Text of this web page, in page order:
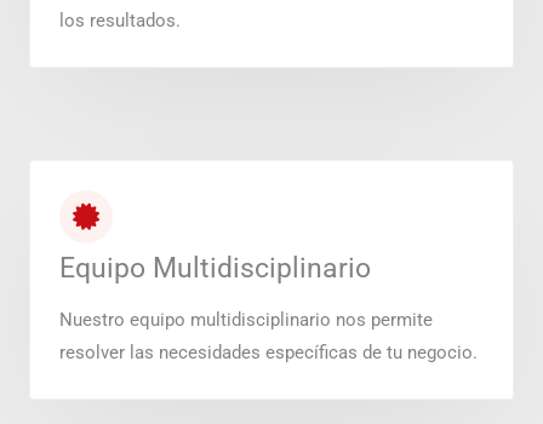
los resultados.
Equipo Multidisciplinario
Nuestro equipo multidisciplinario nos permite
resolver las necesidades específicas de tu negocio.